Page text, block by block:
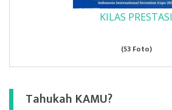
Tahukah KAMU?
KILAS PRESTASI
(53 Foto)